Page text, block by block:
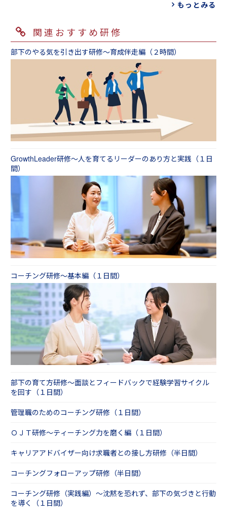
コーチングを学ぶ目的に合わせてロールプレイ
ロールプレイングは、お互いの気づきを引き出
し合うペアコーチングや、ペアの片方が部下に
なりきって演じていただくケーススタディ（例：
指示された仕事はきちんと行うが、自分で考え
て行動することができない部下への対応）な
ど、様々なパターンをご用意しております。
リキュラム内容を柔軟にカスタマイズし、貴社
「管理職の日頃の部下指導に役立てたい」、
「評価面談における指導のため」など、様々な
背景に合わせてカスタマイズしております。
また、受講される方々に 「事前課題」
んでいただくことで、個々人で抱えていらっし
ゃる課題を明らかにすることも可能です。カリ
キュラム内容のブラッシュアップや、現場の業
務・実情に即したケースの作成、研修内での受
講者同士の課題共有などに、事前課題を活用い
たします。
へ規定内容を前もって共有のうえ、研修内で取
り扱わせていただきます。
「同じミスを繰り返してしまう部下・後輩への
指導・育成の場面において、誰もが一度は頭を
悩ませ、つまずきがちな場面をケースとして設
定し、ロールプレイングやそのフィードバック
から学びを得ます。また、コーチング研修のロ
ールプレイングでは何を引き出したいのかで目
的に合わせてケースの設定を変えていきます。
コーチング研修 ケース集
だくことで、貴社オリジナルのケーススタディ
を作成いたします。現場の実態に即したケース
で演習を行うことで、普段困っていることやそ
の解決策などについて受講者同士で考え、共有
することができ、そのまま現場での実践につな
げることで、高い研修効果を発揮することが可
能となります。
また、ケーススタディの作成にあたっては、受
講なさる方々にあらかじめ事前課題を実施する
ことを推奨いたします。「部下や後輩の指導・
ことはありますか？」などのアンケートに答え
成における悩みや課題を具体的にくみ取り、ケ
ーススタディやテキストの作成に反映すること
ができるようになります。
もっとみる
関連おすすめ研修
部下のやる気を引き出す研修～育成伴走編（２時間）
GrowthLeader研修～人を育てるリーダーのあり方と実践（１日
間）
コーチング研修～基本編（１日間）
部下の育て方研修～面談とフィードバックで経験学習サイクル
を回す（１日間）
管理職のためのコーチング研修（１日間）
ＯＪＴ研修～ティーチング力を磨く編（１日間）
キャリアアドバイザー向け求職者との接し方研修（半日間）
コーチングフォローアップ研修（半日間）
コーチング研修（実践編）～沈黙を恐れず、部下の気づきと行動
を導く（１日間）